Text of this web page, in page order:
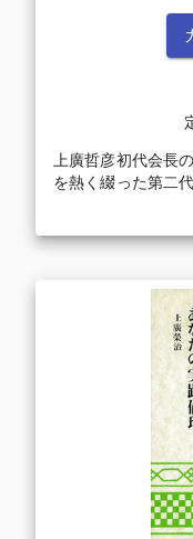
上廣哲彦初代会長
を熱く綴った第二